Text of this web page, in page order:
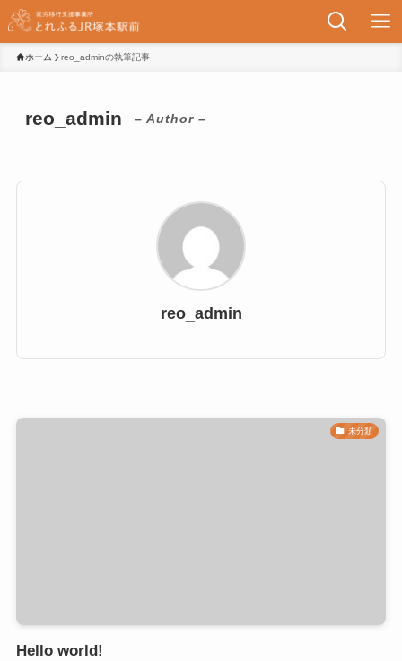
ホーム reo_adminの執筆記事
reo_admin – Author –
reo_admin
未分類
Hello world!